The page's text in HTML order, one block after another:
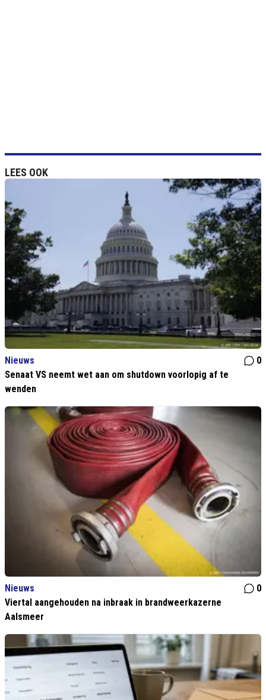
LEES OOK
Nieuws
0
Senaat VS neemt wet aan om shutdown voorlopig af te
wenden
Nieuws
0
Viertal aangehouden na inbraak in brandweerkazerne
Aalsmeer